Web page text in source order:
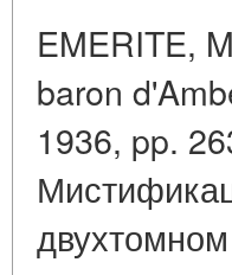
EMERITE,
baron
1936, pp.